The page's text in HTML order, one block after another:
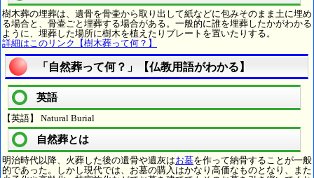
樹木葬の埋葬は、遺骨を骨壷から取り出して紙などに包みそのまま土に埋め
る場合と、骨壷ごと埋葬する場合がある。一般的に誰を埋葬したかがわかる
ように、埋葬した場所に樹木を植えたりプレートを置いたりする。
詳細はこのリンク【樹木葬って何？】
「自然葬って何？」【仏教用語がわかる】
英語
【英語】 Natural Burial
自然葬とは
明治時代以降、火葬した後の遺骨や遺灰はお墓を作って納骨することが一般
的であった。しかし現代では、お墓の購入はかなり高価なものとなり、また